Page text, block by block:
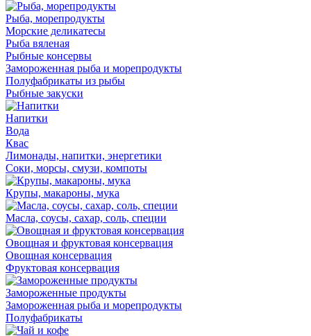
Рыба, морепродукты
Морские деликатесы
Рыба вяленая
Рыбные консервы
Замороженная рыба и морепродукты
Полуфабрикаты из рыбы
Рыбные закуски
Напитки
Вода
Квас
Лимонады, напитки, энергетики
Соки, морсы, смузи, компоты
Крупы, макароны, мука
Масла, соусы, сахар, соль, специи
Овощная и фруктовая консервация
Овощная консервация
Фруктовая консервация
Замороженные продукты
Замороженная рыба и морепродукты
Полуфабрикаты